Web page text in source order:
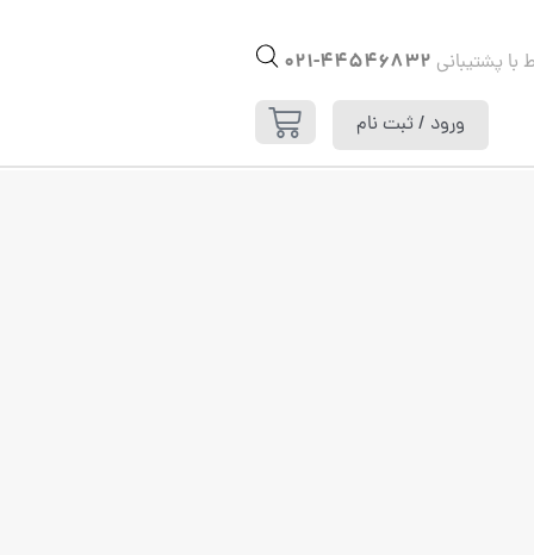
با پشتیبانی 44546832-021
ورود / ثبت نام